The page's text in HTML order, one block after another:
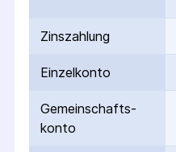
Zinszahlung
Einzelkonto
Gemeinschafts­
konto